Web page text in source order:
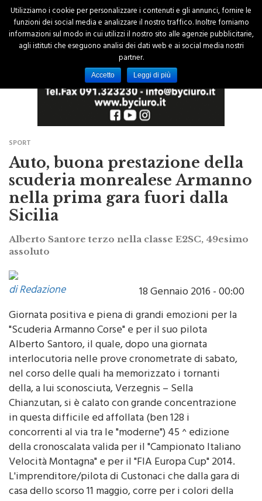
Auto, buona prestazione della
scuderia monrealese Armanno
nella prima gara fuori dalla
Sicilia
Alberto Santore terzo nella classe E2SC, 49esimo
assoluto
di Redazione
Giornata positiva e piena di grandi emozioni per la
"Scuderia Armanno Corse" e per il suo pilota
Alberto Santoro, il quale, dopo una giornata
interlocutoria nelle prove cronometrate di sabato,
nel corso delle quali ha memorizzato i tornanti
della, a lui sconosciuta, Verzegnis – Sella
Chianzutan, si è calato con grande concentrazione
in questa difficile ed affollata (ben 128 i
concorrenti al via tra le "moderne") 45 ^ edizione
della cronoscalata valida per il "Campionato Italiano
Velocità Montagna" e per il "FIA Europa Cup" 2014.
L'imprenditore/pilota di Custonaci che dalla gara di
casa dello scorso 11 maggio, corre per i colori della
Scuderia monrealese, ha piazzato la sua Radical SR4
Utilizziamo i cookie per personalizzare i contenuti e gli annunci, fornire le
funzioni dei social media e analizzare il nostro traffico. Inoltre forniamo
informazioni sul modo in cui utilizzi il nostro sito alle agenzie pubblicitarie,
agli istituti che eseguono analisi dei dati web e ai social media nostri
partner.
Accetto Leggi di più